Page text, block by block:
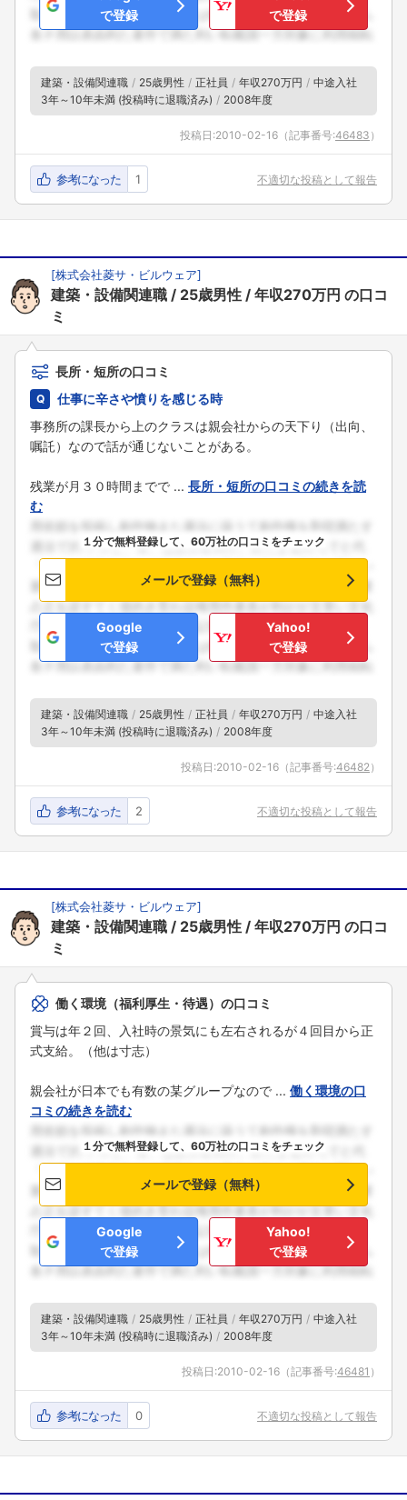
で登録
で登録
建築・設備関連職 25歳男性 正社員 年収270万円
中途入社
3年～10年未満 (投稿時に退職済み)
2008年度
投稿日:2010-02-16 （記事番号:46483 ）
参考になった 1 不適切な投稿として報告
[株式会社菱サ・ビルウェア]
建築・設備関連職 25歳男性 年収270万円 の口コ
ミ
長所・短所の口コミ
仕事に辛さや憤りを感じる時
事務所の課長から上のクラスは親会社からの天下り（出向、
嘱託）なので話が通じないことがある。
残業が月３０時間までで ... 長所・短所の口コミの続きを読
む
１分で無料登録して、60万社の口コミをチェック
メールで登録（無料）
Google
で登録
Yahoo!
で登録
建築・設備関連職 25歳男性 正社員 年収270万円
中途入社
3年～10年未満 (投稿時に退職済み)
2008年度
投稿日:2010-02-16 （記事番号:46482 ）
参考になった 2 不適切な投稿として報告
[株式会社菱サ・ビルウェア]
建築・設備関連職 25歳男性 年収270万円 の口コ
ミ
働く環境（福利厚生・待遇）の口コミ
賞与は年２回、入社時の景気にも左右されるが４回目から正
式支給。（他は寸志）
親会社が日本でも有数の某グループなので ... 働く環境の口
コミの続きを読む
１分で無料登録して、60万社の口コミをチェック
メールで登録（無料）
Google
で登録
Yahoo!
で登録
建築・設備関連職 25歳男性 正社員 年収270万円
中途入社
3年～10年未満 (投稿時に退職済み)
2008年度
投稿日:2010-02-16 （記事番号:46481 ）
参考になった 0 不適切な投稿として報告